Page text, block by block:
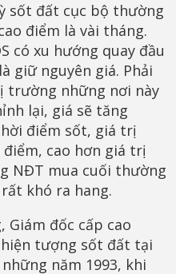
sốt đất cục bộ thường
điểm là vài tháng.
có xu hướng quay đầu
giữ nguyên giá. Phải
trường những nơi này
lại, giá sẽ tăng
điểm sốt, giá trị
điểm, cao hơn giá trị
NĐT mua cuối thường
khó ra hang.
Giám đốc cấp cao
hiện tượng sốt đất tại
năm 1993, khi